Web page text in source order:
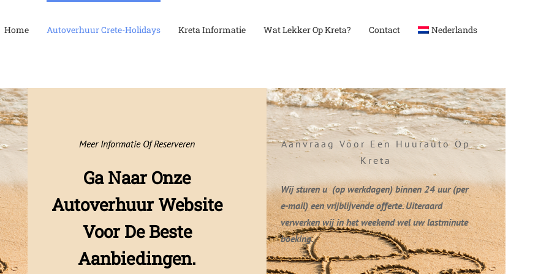
Home Autoverhuur Crete-Holidays Kreta Informatie Wat Lekker Op Kreta? Contact Nederlands
Meer Informatie Of Reserveren
Ga Naar Onze
Autoverhuur Website
Voor De Beste
Aanbiedingen.
Aanvraag Voor Een Huurauto Op
Kreta
Wij sturen u (op werkdagen) binnen 24 uur (per
e-mail) een vrijblijvende offerte. Uiteraard
verwerken wij in het weekend wel uw lastminute
boeking.